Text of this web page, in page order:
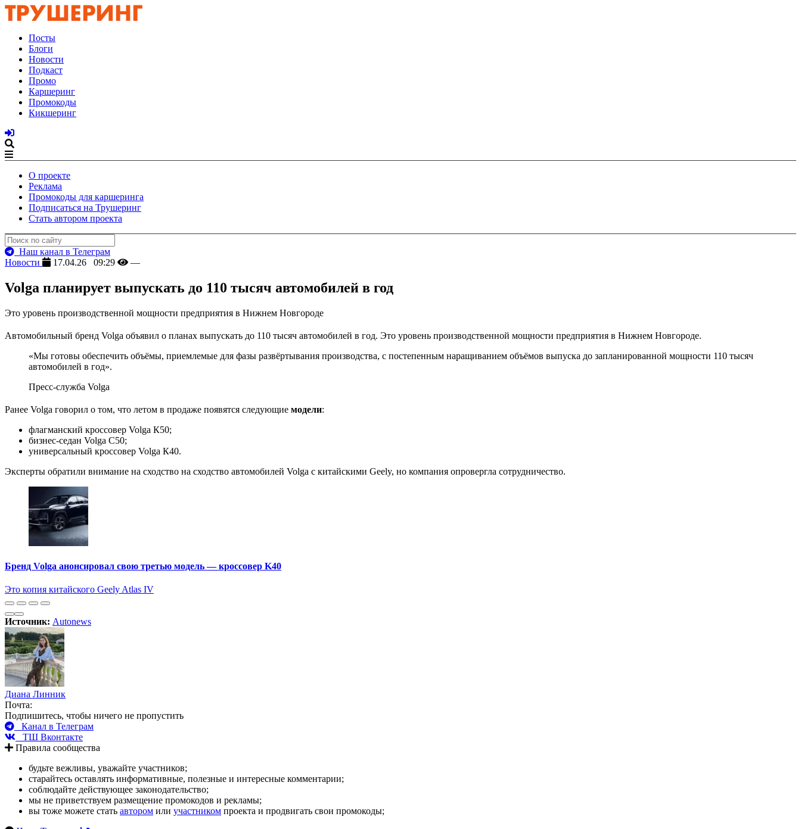
Посты
Блоги
Новости
Подкаст
Промо
Каршеринг
Промокоды
Кикшеринг
О проекте
Реклама
Промокоды для каршеринга
Подписаться на Трушеринг
Стать автором проекта
Наш канал в Телеграм
Новости
17.04.26 09:29 —
Volga планирует выпускать до 110 тысяч автомобилей в год
Это уровень производственной мощности предприятия в Нижнем Новгороде
Автомобильный бренд Volga объявил о планах выпускать до 110 тысяч автомобилей в год. Это уровень производственной мощности предприятия в Нижнем Новгороде.
«Мы готовы обеспечить объёмы, приемлемые для фазы развёртывания производства, с постепенным наращиванием объёмов выпуска до запланированной мощности 110 тысяч
автомобилей в год».
Пресс-служба Volga
Ранее Volga говорил о том, что летом в продаже появятся следующие модели:
флагманский кроссовер Volga К50;
бизнес-седан Volga C50;
универсальный кроссовер Volga К40.
Эксперты обратили внимание на сходство на сходство автомобилей Volga с китайскими Geely, но компания опровергла сотрудничество.
Бренд Volga анонсировал свою третью модель — кроссовер K40
Это копия китайского Geely Atlas IV
Источник: Autonews
Диана Линник
Почта:
Подпишитесь, чтобы ничего не пропустить
Канал в Телеграм
ТШ Вконтакте
Правила сообщества
будьте вежливы, уважайте участников;
старайтесь оставлять информативные, полезные и интересные комментарии;
соблюдайте действующее законодательство;
мы не приветствуем размещение промокодов и рекламы;
вы тоже можете стать автором или участником проекта и продвигать свои промокоды;